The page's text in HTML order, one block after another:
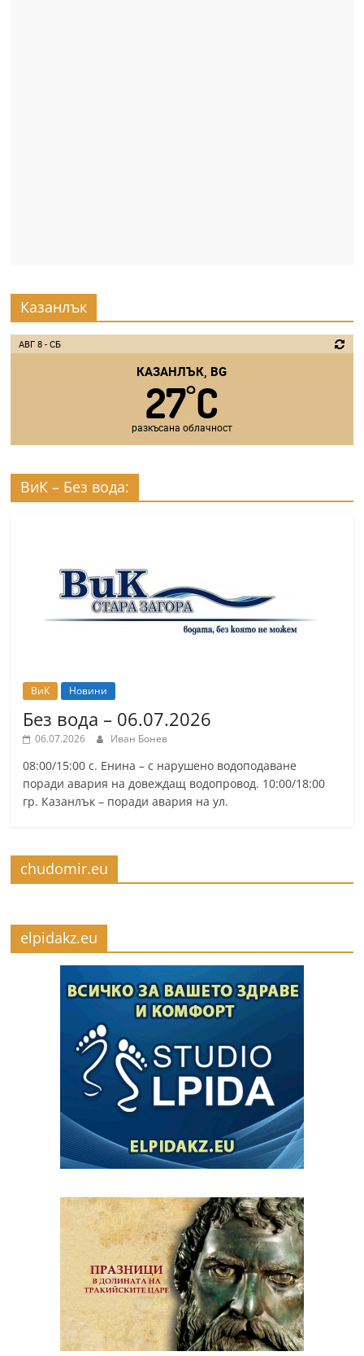
Казанлък
АВГ 8 - СБ
КАЗАНЛЪК, BG
27°C
разкъсана облачност
ВиК – Без вода:
ВиК Новини
Без вода – 06.07.2026
06.07.2026 Иван Бонев
08:00/15:00 с. Енина – с нарушено водоподаване
поради авария на довеждащ водопровод. 10:00/18:00
гр. Казанлък – поради авария на ул.
chudomir.eu
elpidakz.eu